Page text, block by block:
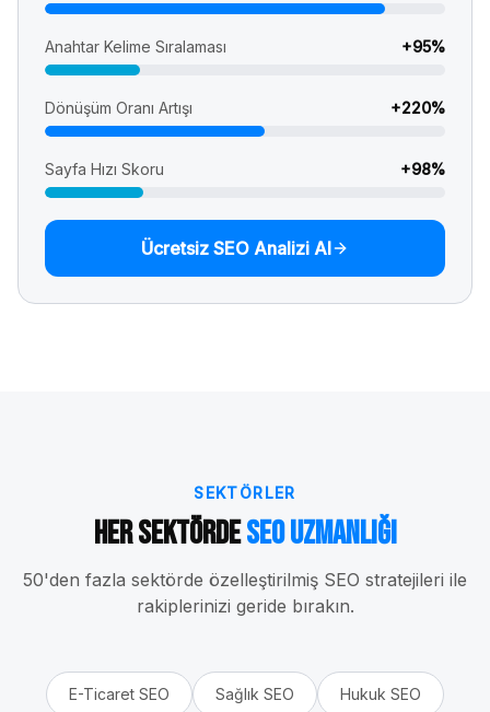
Anahtar Kelime Sıralaması +95%
Dönüşüm Oranı Artışı +220%
Sayfa Hızı Skoru +98%
Ücretsiz SEO Analizi Al
SEKTÖRLER
Her SektördeSEO Uzmanlığı
50'den fazla sektörde özelleştirilmiş SEO stratejileri ile
rakiplerinizi geride bırakın.
E-Ticaret SEO Sağlık SEO Hukuk SEO